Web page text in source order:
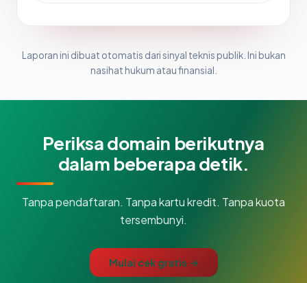
Laporan ini dibuat otomatis dari sinyal teknis publik. Ini bukan
nasihat hukum atau finansial.
Periksa domain berikutnya
dalam beberapa detik.
Tanpa pendaftaran. Tanpa kartu kredit. Tanpa kuota
tersembunyi.
Mulai cek gratis →